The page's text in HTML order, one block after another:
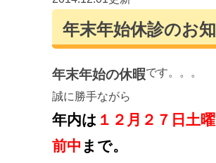
年末年始休診のお
年末年始の休暇です。。。
誠に勝手ながら
年内は １２月２７日土
前中 まで。